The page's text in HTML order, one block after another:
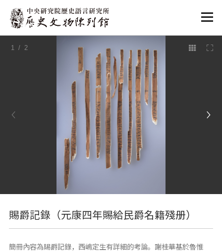
:::
1 / 2
賜爵記錄（元康四年賜給民爵名籍殘册）
簡冊內容為賜爵記錄，西嶋定生有詳細的考論。謝桂華基於魯惟